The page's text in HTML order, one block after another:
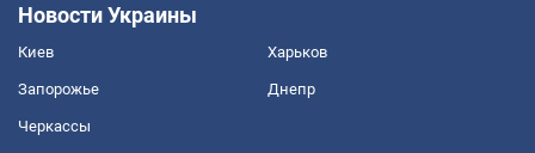
Новости Украины
Киев Харьков
Запорожье Днепр
Черкассы